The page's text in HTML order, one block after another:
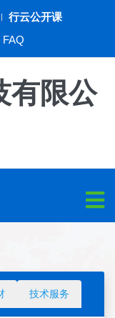
行云公开课
FAQ
有限公
技术服务